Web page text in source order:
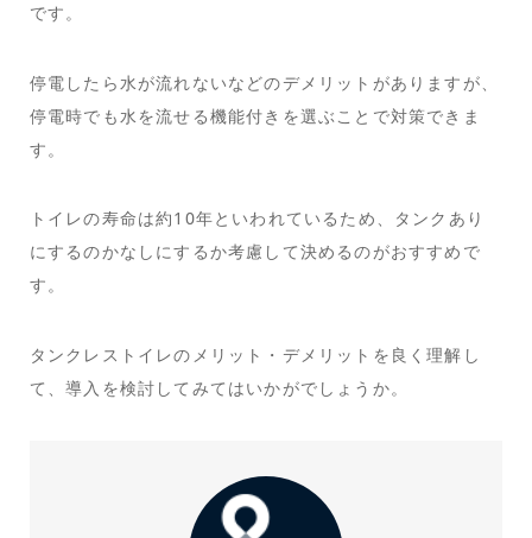
です。
停電したら水が流れないなどのデメリットがありますが、
停電時でも水を流せる機能付きを選ぶことで対策できま
す。
トイレの寿命は約10年といわれているため、タンクあり
にするのかなしにするか考慮して決めるのがおすすめで
す。
タンクレストイレのメリット・デメリットを良く理解し
て、導入を検討してみてはいかがでしょうか。